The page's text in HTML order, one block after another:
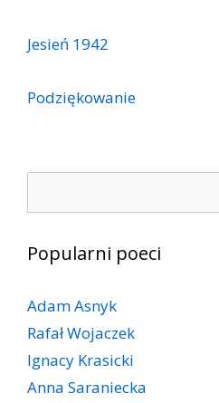
Jesień 1942
Podziękowanie
Popularni poeci
Adam Asnyk
Rafał Wojaczek
Ignacy Krasicki
Anna Saraniecka